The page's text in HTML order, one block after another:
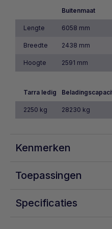
Buitenmaat
Lengte 6058 mm
Breedte 2438 mm
Hoogte 2591 mm
Tarra ledig
2250 kg 28230 kg
Kenmerken
van 33 kubieke meter
verschillende soorten
Toepassingen
Bedrijfsopslag en
Specificaties